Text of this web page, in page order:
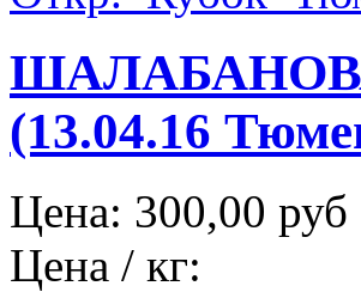
(13.04.16
Цена: 300,00 руб
Цена / кг: